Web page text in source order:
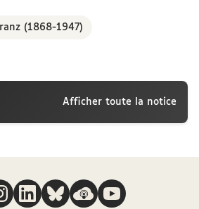
(1868-1947)
Afficher toute la notice
à la marquise Arconati-